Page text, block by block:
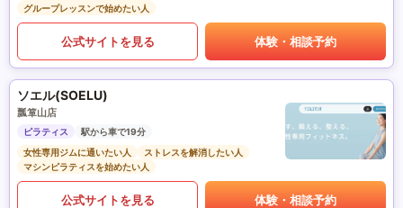
グループレッスンで始めたい人
公式サイトを見る 体験・相談予約
ソエル(SOELU)
瓢箪山店
ピラティス
駅から車で19分
女性専用ジムに通いたい人
ストレスを解消したい人
マシンピラティスを始めたい人
公式サイトを見る 体験・相談予約